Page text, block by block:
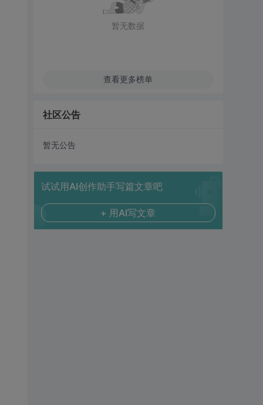
暂无数据
查看更多榜单
社区公告
暂无公告
试试用AI创作助手写篇文章吧
+ 用AI写文章